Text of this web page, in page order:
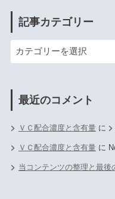
記事カテゴリー
最近のコメント
ＶＣ配合濃度と含有量に
ＶＣ配合濃度と含有量に
当コンテンツの整理と最後